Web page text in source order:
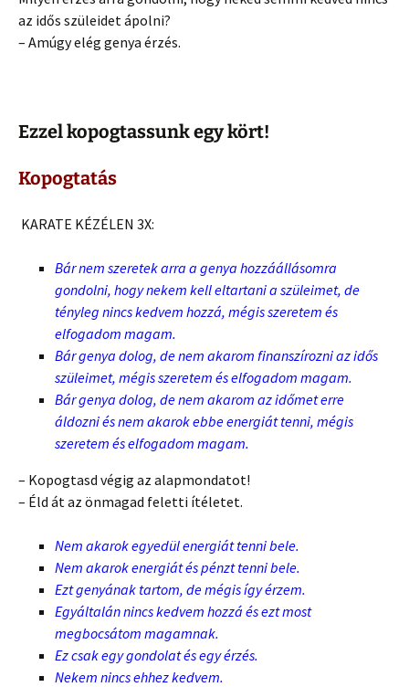
az idős szüleidet ápolni?
– Amúgy elég genya érzés.
Ezzel kopogtassunk egy kört!
Kopogtatás
KARATE KÉZÉLEN 3X:
Bár nem szeretek arra a genya hozzáállásomra
gondolni, hogy nekem kell eltartani a szüleimet, de
tényleg nincs kedvem hozzá, mégis szeretem és
elfogadom magam.
Bár genya dolog, de nem akarom finanszírozni az idős
szüleimet, mégis szeretem és elfogadom magam.
Bár genya dolog, de nem akarom az időmet erre
áldozni és nem akarok ebbe energiát tenni, mégis
szeretem és elfogadom magam.
– Kopogtasd végig az alapmondatot!
– Éld át az önmagad feletti ítéletet.
Nem akarok egyedül energiát tenni bele.
Nem akarok energiát és pénzt tenni bele.
Ezt genyának tartom, de mégis így érzem.
Egyáltalán nincs kedvem hozzá és ezt most
megbocsátom magamnak.
Ez csak egy gondolat és egy érzés.
Nekem nincs ehhez kedvem.